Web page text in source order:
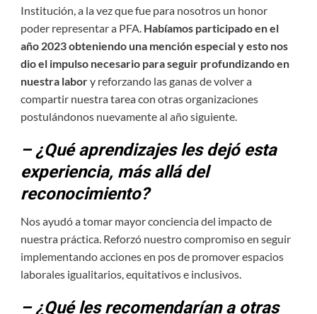
Institución, a la vez que fue para nosotros un honor
poder representar a PFA. Habíamos participado en el
año 2023 obteniendo una mención especial y esto nos
dio el impulso necesario para seguir profundizando en
nuestra labory reforzando las ganas de volver a
compartir nuestra tarea con otras organizaciones
postulándonos nuevamente al año siguiente.
– ¿Qué aprendizajes les dejó esta
experiencia, más allá del
reconocimiento?
Nos ayudó a tomar mayor conciencia del impacto de
nuestra práctica. Reforzó nuestro compromiso en seguir
implementando acciones en pos de promover espacios
laborales igualitarios, equitativos e inclusivos.
– ¿Qué les recomendarían a otras